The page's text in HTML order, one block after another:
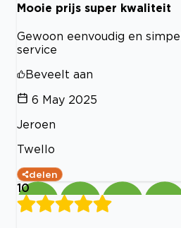
Mooie prijs super kwaliteit
Gewoon eenvoudig en
service
Beveelt aan
6 May 2025
Jeroen
Twello
delen
10